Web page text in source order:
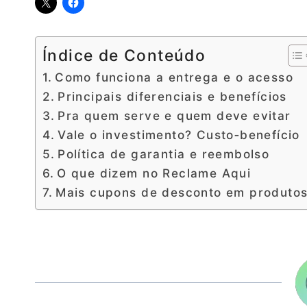
Índice de Conteúdo
Como funciona a entrega e o acesso
Principais diferenciais e benefícios
Pra quem serve e quem deve evitar
Vale o investimento? Custo‑benefício
Política de garantia e reembolso
O que dizem no Reclame Aqui
Mais cupons de desconto em